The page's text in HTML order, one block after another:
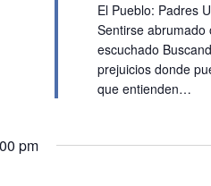
El Pueblo: Padres
Sentirse
escuchado
prejuicios donde
que entienden…
pm